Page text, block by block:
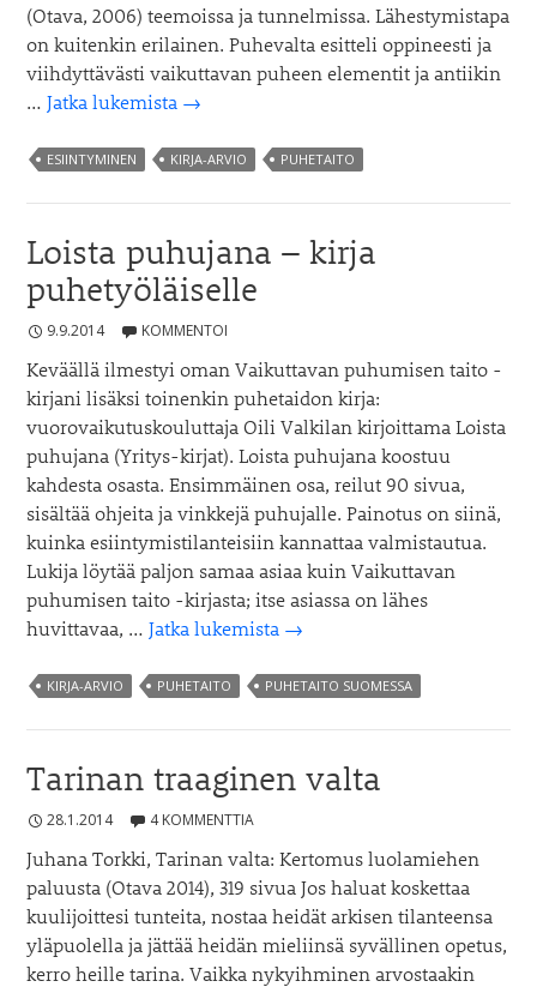
(Otava, 2006) teemoissa ja tunnelmissa. Lähestymistapa
on kuitenkin erilainen. Puhevalta esitteli oppineesti ja
viihdyttävästi vaikuttavan puheen elementit ja antiikin
…Jatka lukemista Puhevalta,
ja
→
ESIINTYMINEN KIRJA-ARVIO PUHETAITO
Loista puhujana – kirja
puhetyöläiselle
9.9.2014 KOMMENTOI
Keväällä ilmestyi oman Vaikuttavan puhumisen taito -
kirjani lisäksi toinenkin puhetaidon kirja:
vuorovaikutuskouluttaja Oili Valkilan kirjoittama Loista
puhujana (Yritys-kirjat). Loista puhujana koostuu
kahdesta osasta. Ensimmäinen osa, reilut 90 sivua,
sisältää ohjeita ja vinkkejä puhujalle. Painotus on siinä,
kuinka esiintymistilanteisiin kannattaa valmistautua.
Lukija löytää paljon samaa asiaa kuin Vaikuttavan
puhumisen taito -kirjasta; itse asiassa on lähes
huvittavaa, …Jatka lukemista Loista
–
→
KIRJA-ARVIO PUHETAITO PUHETAITO SUOMESSA
Tarinan traaginen valta
28.1.2014 4 KOMMENTTIA
Juhana Torkki, Tarinan valta: Kertomus luolamiehen
paluusta (Otava 2014), 319 sivua Jos haluat koskettaa
kuulijoittesi tunteita, nostaa heidät arkisen tilanteensa
yläpuolella ja jättää heidän mieliinsä syvällinen opetus,
kerro heille tarina. Vaikka nykyihminen arvostaakin